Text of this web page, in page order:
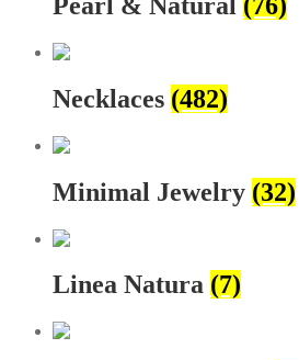
Necklaces (482)
Minimal Jewelry (32)
Linea Natura (7)